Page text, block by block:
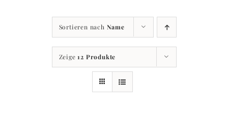
Restaurant
Sortieren nach Name
Zeige12 Produkte